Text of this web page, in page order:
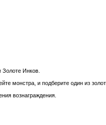
Золоте Инков.
монстра, и подберите один из
вознаграждения.